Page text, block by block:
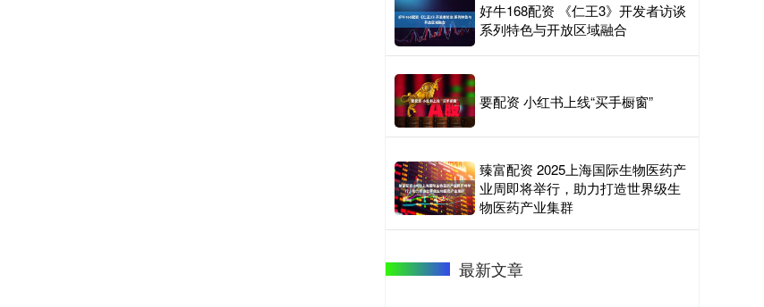
好牛168配资 《仁王3》开发者访谈
系列特色与开放区域融合
要配资 小红书上线“买手橱窗”
臻富配资 2025上海国际生物医药产
业周即将举行，助力打造世界级生
物医药产业集群
最新文章